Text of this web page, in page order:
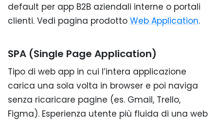
default per app B2B aziendali interne o portali
clienti. Vedi pagina prodotto Web Application.
SPA (Single Page Application)
Tipo di web app in cui l’intera applicazione
carica una sola volta in browser e poi naviga
senza ricaricare pagine (es. Gmail, Trello,
Figma). Esperienza utente più fluida di una web